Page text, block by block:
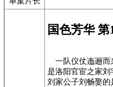
国色芳华
一队仪仗迤逦而
是洛阳官宦之家刘
刘家公子刘畅娶